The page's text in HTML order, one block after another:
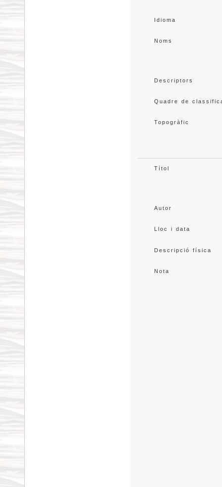
Idioma
Noms
Descriptors
Quadre de
Topogràfic
Títol
Autor
Lloc i data
Descripció física
Nota